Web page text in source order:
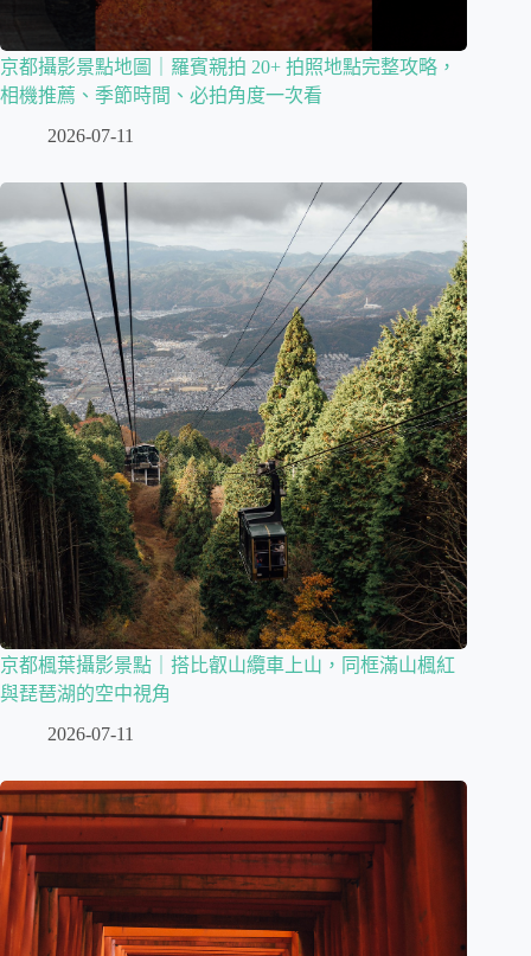
京都攝影景點地圖｜羅賓親拍 20+ 拍照地點完整攻略，
相機推薦、季節時間、必拍角度一次看
2026-07-11
京都楓葉攝影景點｜搭比叡山纜車上山，同框滿山楓紅
與琵琶湖的空中視角
2026-07-11